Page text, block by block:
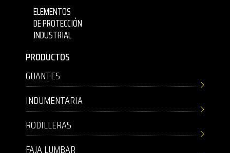
ELEMENTOS
DE PROTECCIÓN
INDUSTRIAL
PRODUCTOS
GUANTES
INDUMENTARIA
RODILLERAS
FAJA LUMBAR